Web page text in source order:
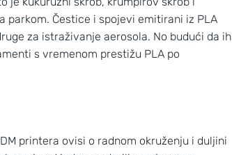
parkom. Čestice i spojevi emitirani iz PLA
za istraživanje aerosola. No budući da ih
s vremenom prestižu PLA po
printera ovisi o radnom okruženju i duljini